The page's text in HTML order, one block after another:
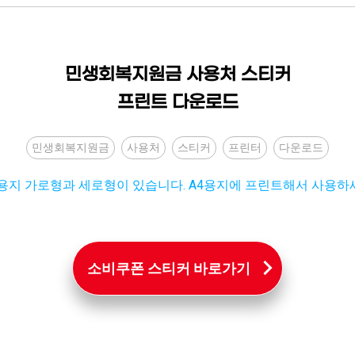
민생회복지원금 사용처 스티커
프린트 다운로드
민생회복지원금 사용처 스티커 프린터 다운로드
지 가로형과 세로형이 있습니다. A4용지에 프린트해서 사용하
소비쿠폰 스티커 바로가기